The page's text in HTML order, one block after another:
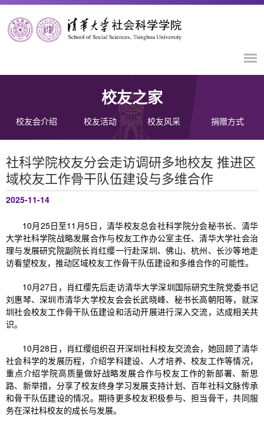
校友之家
校友会介绍 校友活动 校友风采 捐赠方式
社科学院校友分会走访调研多地校友 推进区
域校友工作骨干队伍建设与多维合作
2025-11-14
10月25日至11月5日，清华校友总会社科学院分会秘书长、清华
大学社科学院战略发展合作与校友工作办公室主任、清华大学社会治
理与发展研究院副院长肖红缨一行赴深圳、佛山、杭州、长沙等地走
访看望校友，推动区域校友工作骨干队伍建设和多维合作的可能性。
10月27日，肖红缨先后走访清华大学深圳国际研究生院党委书记
刘惠琴、深圳巿清华大学校友会会长武晓峰、秘书长高朝阳等，就深
圳社会校友工作骨干队伍建设和活动开展进行深入交流，达成相关共
识。
10月28日，肖红缨组织召开深圳社科校友交流会，她回顾了清华
社会科学的发展历程，介绍学科建设、人才培养、校友工作等情况，
重点介绍学院高质量做好战略发展合作与校友工作的新部署、新思
路、新举措，分享了校友终身学习发展支持计划、百年社科文脉传承
和骨干队伍建设的情况。期待更多校友积极参与、担当骨干，共同服
务在深社科校友的成长与发展。